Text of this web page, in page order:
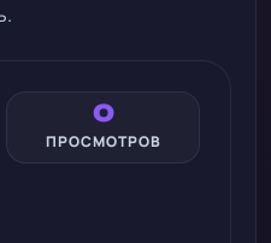
0
ПРОСМОТРОВ